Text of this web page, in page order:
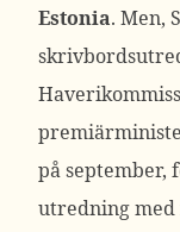
Estonia. Men,
på september,
utredning med